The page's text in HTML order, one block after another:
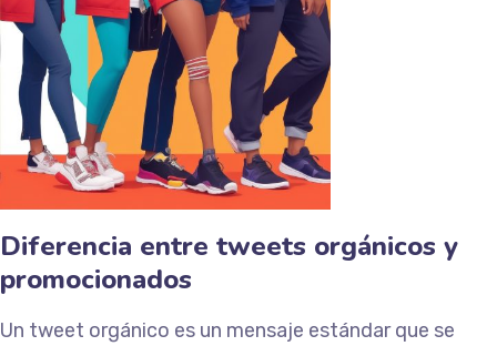
Diferencia entre tweets orgánicos y
promocionados
Un tweet orgánico es un mensaje estándar que se